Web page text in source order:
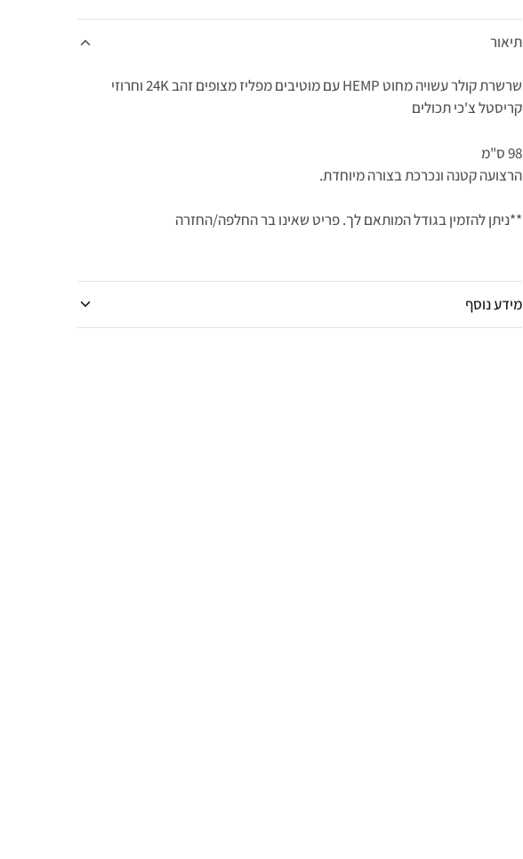
תיאור
שרשרת קולר עשויה מחוט HEMP עם מוטיבים מפליז מצופים זהב 24K וחרוזי
קריסטל צ'כי תכולים
98 ס"מ
הרצועה קטנה ונכרכת בצורה מיוחדת.
**ניתן להזמין בגודל המותאם לך. פריט שאינו בר החלפה/החזרה
מידע נוסף